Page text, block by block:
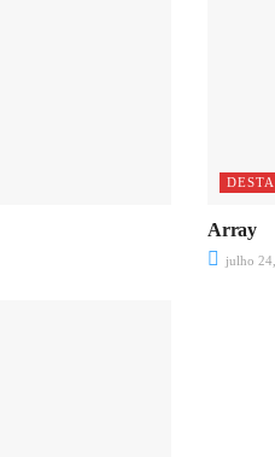
Array
julho